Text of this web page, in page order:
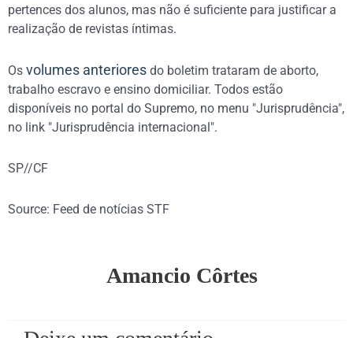
pertences dos alunos, mas não é suficiente para justificar a
realização de revistas íntimas.
Os volumes anteriores do boletim trataram de aborto,
trabalho escravo e ensino domiciliar. Todos estão
disponíveis no portal do Supremo, no menu "Jurisprudência",
no link "Jurisprudência internacional".
SP//CF
Source: Feed de notícias STF
Amancio Côrtes